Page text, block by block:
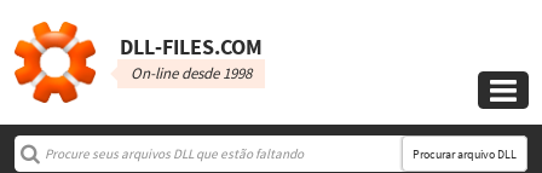
DLL‑FILES.COM
On-line desde 1998

Procurar arquivo DLL